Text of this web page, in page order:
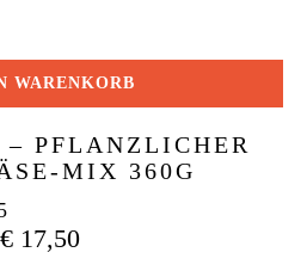
WARENKORB
PFLANZLICHER
MIX 360G
€17,50